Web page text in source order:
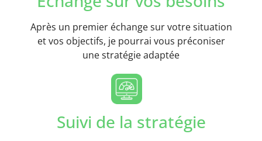
Après un premier échange sur votre situation
et vos objectifs, je pourrai vous préconiser
une stratégie adaptée
Suivi de la stratégie